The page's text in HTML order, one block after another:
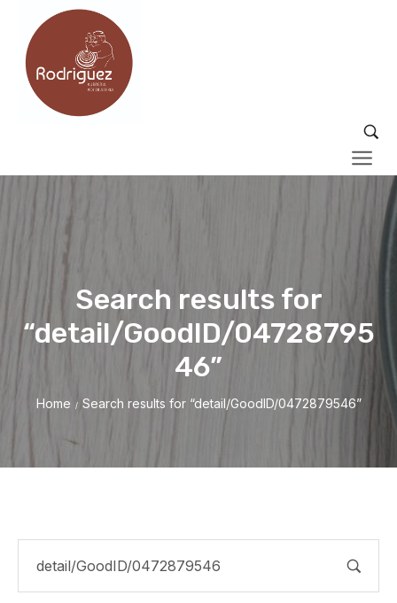
Search results for
“detail/GoodID/04728795
46”
Home / Search results for “detail/GoodID/0472879546”